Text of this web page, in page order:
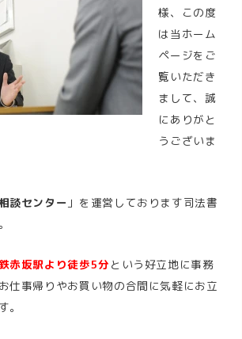
様、この度
は当ホーム
ページをご
覧いただき
まして、誠
にありがと
うございま
談センター 」を運営しております司法書
赤坂駅より徒歩5分 という好立地に事務
仕事帰りやお買い物の合間に気軽にお立
。